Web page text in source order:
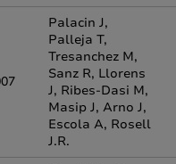
Palacin J,
Palleja T,
Tresanchez M,
Sanz R, Llorens
J, Ribes-Dasi M,
Masip J, Arno J,
Escola A, Rosell
J.R.